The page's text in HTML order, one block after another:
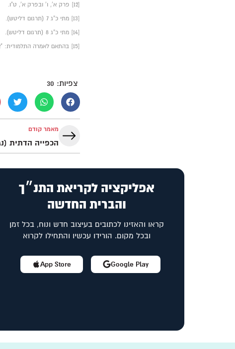
[12] פרק א', ו' ובפרק א', ט"ו.
[13] מתי כ"ג 7 (תרגום דליטש).
[14] מתי כ"ג 8 (תרגום דליטש).
[15] בהתאם לאמרה התלמודית: "את ה' אלהיך תירא, לרבות תלמידי חכמים" (בבלי, פסחים כ"ב, ע"ב).
צפיות: 30
מאמר קודם
הכפייה הדתית
אפליקציה לקריאת התנ״ך
והברית החדשה
קראו והאזינו לכתובים בעיצוב חדש ונוח, בכל זמן
ובכל מקום. הורידו עכשיו והתחילו לקרוא
App Store Google Play